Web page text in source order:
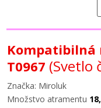
Kompatibilná
T0967 (Svetlo
Značka: Miroluk
Množstvo atramentu